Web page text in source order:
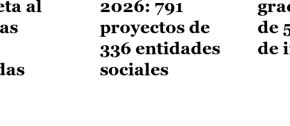
al
2026: 791
proyectos de
336 entidades
sociales
de
de